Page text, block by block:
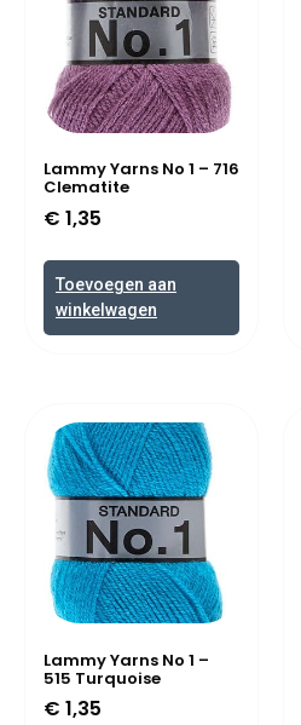
Lammy Yarns No 1 – 716
Clematite
€ 1,35
Toevoegen aan
winkelwagen
Lammy Yarns No 1 –
515 Turquoise
€ 1,35